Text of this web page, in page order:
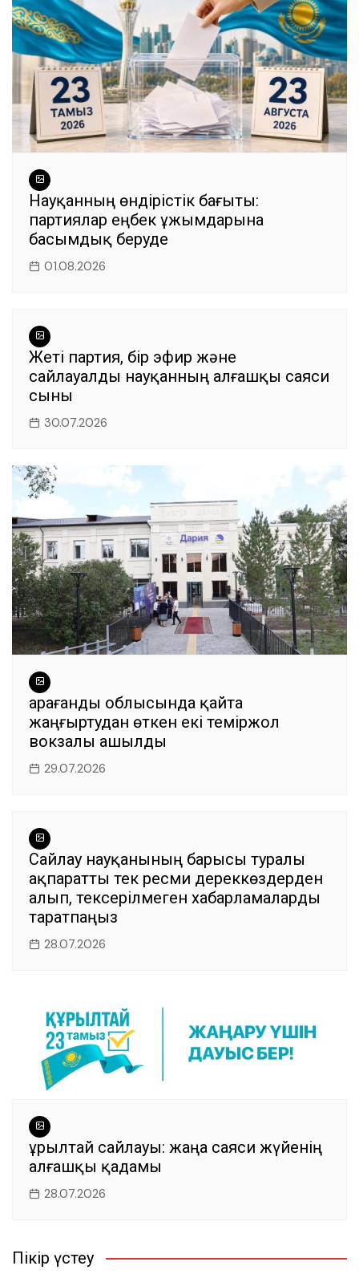
Науқанның өндірістік бағыты:
партиялар еңбек ұжымдарына
басымдық беруде
01.08.2026
Жеті партия, бір эфир және
сайлауалды науқанның алғашқы саяси
сыны
30.07.2026
Қарағанды облысында қайта
жаңғыртудан өткен екі теміржол
вокзалы ашылды
29.07.2026
Сайлау науқанының барысы туралы
ақпаратты тек ресми дереккөздерден
алып, тексерілмеген хабарламаларды
таратпаңыз
28.07.2026
Құрылтай сайлауы: жаңа саяси жүйенің
алғашқы қадамы
28.07.2026
Пікір үстеу